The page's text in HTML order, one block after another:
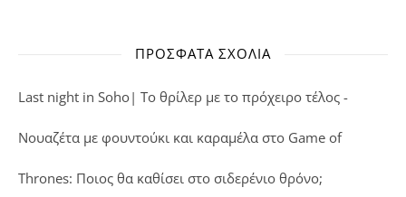
ΠΡΌΣΦΑΤΑ ΣΧΌΛΙΑ
Last night in Soho| Το θρίλερ με το πρόχειρο τέλος -
Νουαζέτα με φουντούκι και καραμέλα στο Game of
Thrones: Ποιος θα καθίσει στο σιδερένιο θρόνο;